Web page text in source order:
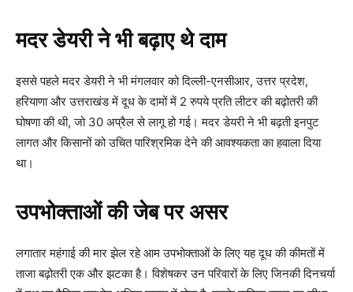
मदर डेयरी ने भी बढ़ाए थे दाम
इससे पहले मदर डेयरी ने भी मंगलवार को दिल्ली-एनसीआर, उत्तर प्रदेश,
हरियाणा और उत्तराखंड में दूध के दामों में 2 रुपये प्रति लीटर की बढ़ोतरी की
घोषणा की थी, जो 30 अप्रैल से लागू हो गई। मदर डेयरी ने भी बढ़ती इनपुट
लागत और किसानों को उचित पारिश्रमिक देने की आवश्यकता का हवाला दिया
था।
उपभोक्ताओं की जेब पर असर
लगातार महंगाई की मार झेल रहे आम उपभोक्ताओं के लिए यह दूध की कीमतों में
ताजा बढ़ोतरी एक और झटका है। विशेषकर उन परिवारों के लिए जिनकी दिनचर्या